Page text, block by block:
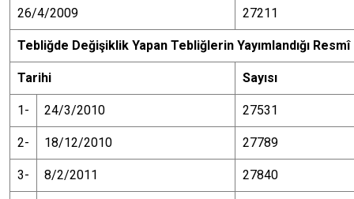
26/4/2009 27211
Tebliğde Değişiklik Yapan Tebliğlerin Yayımlandığı Resmî
Tarihi Sayısı
1- 24/3/2010 27531
2- 18/12/2010 27789
3- 8/2/2011 27840